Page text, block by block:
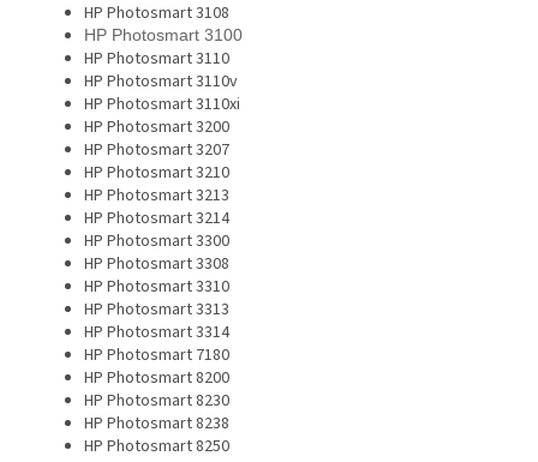
HP Photosmart 3108
HP Photosmart 3100
HP Photosmart 3110
HP Photosmart 3110v
HP Photosmart 3110xi
HP Photosmart 3200
HP Photosmart 3207
HP Photosmart 3210
HP Photosmart 3213
HP Photosmart 3214
HP Photosmart 3300
HP Photosmart 3308
HP Photosmart 3310
HP Photosmart 3313
HP Photosmart 3314
HP Photosmart 7180
HP Photosmart 8200
HP Photosmart 8230
HP Photosmart 8238
HP Photosmart 8250